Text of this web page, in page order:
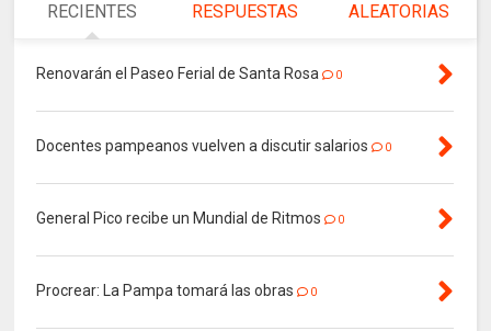
RECIENTES RESPUESTAS ALEATORIAS
Renovarán el Paseo Ferial de Santa Rosa 0
Docentes pampeanos vuelven a discutir salarios 0
General Pico recibe un Mundial de Ritmos 0
Procrear: La Pampa tomará las obras 0